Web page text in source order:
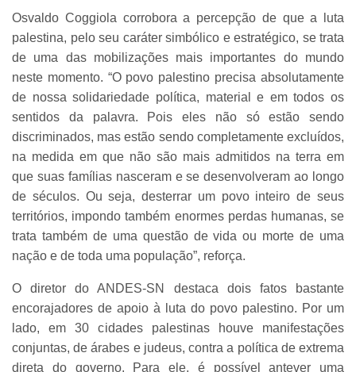
Osvaldo Coggiola corrobora a percepção de que a luta
palestina, pelo seu caráter simbólico e estratégico, se trata
de uma das mobilizações mais importantes do mundo
neste momento. “O povo palestino precisa absolutamente
de nossa solidariedade política, material e em todos os
sentidos da palavra. Pois eles não só estão sendo
discriminados, mas estão sendo completamente excluídos,
na medida em que não são mais admitidos na terra em
que suas famílias nasceram e se desenvolveram ao longo
de séculos. Ou seja, desterrar um povo inteiro de seus
territórios, impondo também enormes perdas humanas, se
trata também de uma questão de vida ou morte de uma
nação e de toda uma população”, reforça.
O diretor do ANDES-SN destaca dois fatos bastante
encorajadores de apoio à luta do povo palestino. Por um
lado, em 30 cidades palestinas houve manifestações
conjuntas, de árabes e judeus, contra a política de extrema
direta do governo. Para ele, é possível antever uma